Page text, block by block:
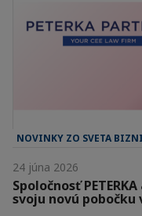
NOVINKY ZO SVETA
24 júna 2026
Spoločnosť
svoju novú pobočku